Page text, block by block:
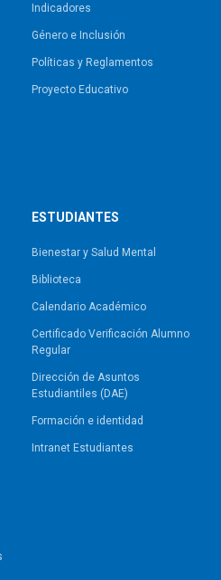
Indicadores
Género e Inclusión
Políticas y Reglamentos​
Proyecto Educativo
ESTUDIANTES
Bienestar y Salud Mental
Biblioteca
Calendario Académico
Certificado Verificación Alumno
Regular
Dirección de Asuntos
Estudiantiles (DAE)
Formación e identidad
Intranet Estudiantes